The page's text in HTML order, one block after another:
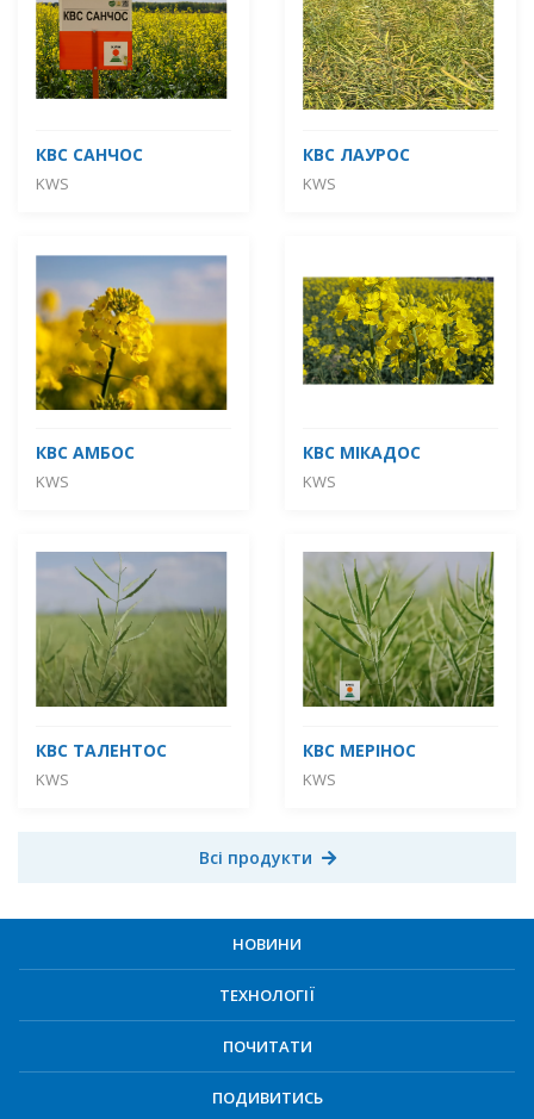
КВС САНЧОС
KWS
КВС ЛАУРОС
KWS
КВС АМБОС
KWS
КВС МІКАДОС
KWS
КВС ТАЛЕНТОС
KWS
КВС МЕРІНОС
KWS
Всі продукти
НОВИНИ
ТЕХНОЛОГІЇ
ПОЧИТАТИ
ПОДИВИТИСЬ